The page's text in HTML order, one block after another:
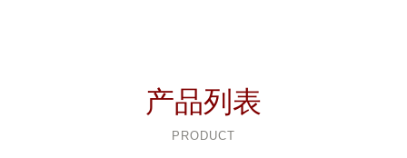
产品列表
PRODUCT